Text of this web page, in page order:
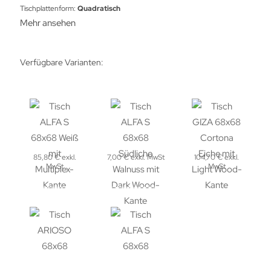
Tischplattenform: Quadratisch
Mehr ansehen
Verfügbare Varianten:
85,80 € exkl.
MwSt
7,00 € exkl. MwSt
104,70 € exkl.
MwSt